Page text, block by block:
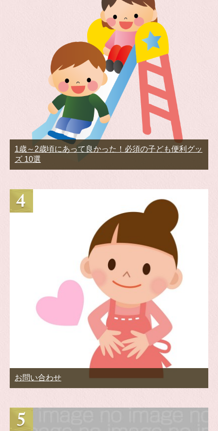
1歳～2歳頃にあって良かった！必須の子ども便利グッ
ズ 10選
お問い合わせ